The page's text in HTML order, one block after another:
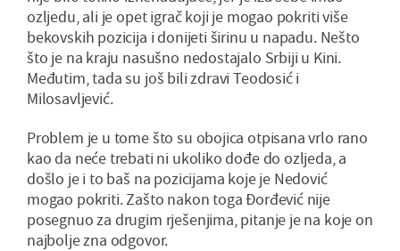
ozljedu, ali je opet igrač koji je mogao pokriti više
bekovskih pozicija i donijeti širinu u napadu. Nešto
što je na kraju nasušno nedostajalo Srbiji u Kini.
Međutim, tada su još bili zdravi Teodosić i
Milosavljević.
Problem je u tome što su obojica otpisana vrlo rano
kao da neće trebati ni ukoliko dođe do ozljeda, a
došlo je i to baš na pozicijama koje je Nedović
mogao pokriti. Zašto nakon toga Đorđević nije
posegnuo za drugim rješenjima, pitanje je na koje on
najbolje zna odgovor.